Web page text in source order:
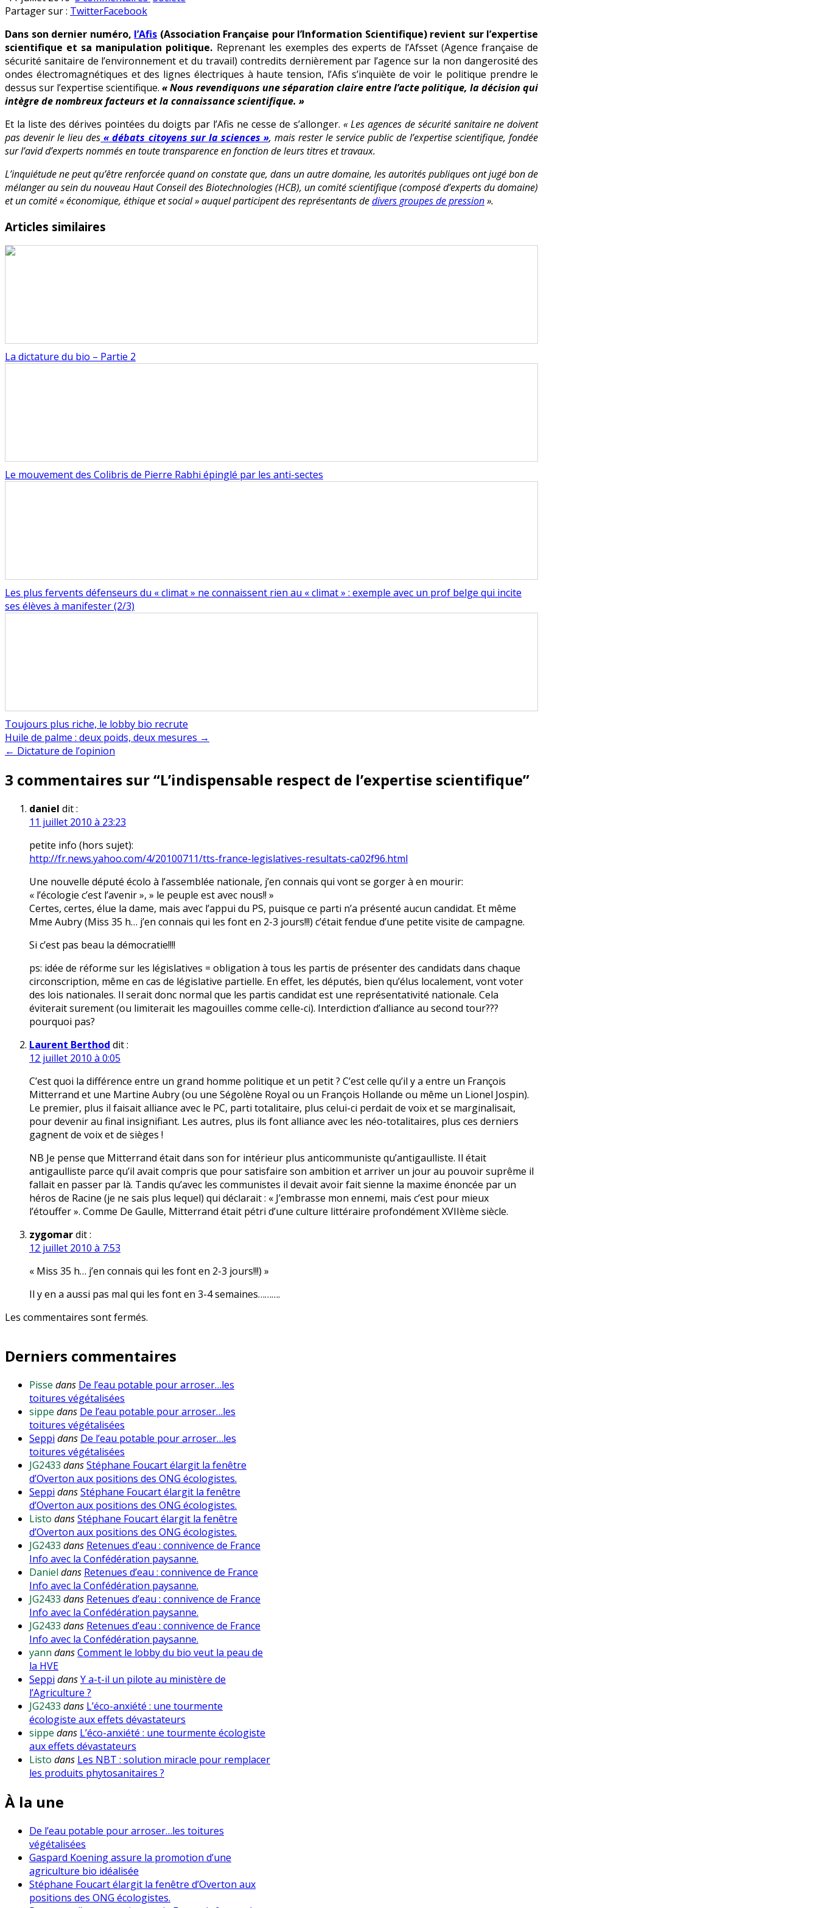
de
l’expertise
scientifique
Partager sur : TwitterFacebook
Dans son dernier numéro, l’Afis (Association Française pour l’Information Scientifique) revient sur l’expertise
scientifique et sa manipulation politique. Reprenant les exemples des experts de l’Afsset (Agence française de
sécurité sanitaire de l’environnement et du travail) contredits dernièrement par l’agence sur la non dangerosité des
ondes électromagnétiques et des lignes électriques à haute tension, l’Afis s’inquiète de voir le politique prendre le
dessus sur l’expertise scientifique.« Nous revendiquons une séparation claire entre l’acte politique, la décision qui
intègre de nombreux facteurs et la connaissance scientifique. »
Et la liste des dérives pointées du doigts par l’Afis ne cesse de s’allonger. « Les agences de sécurité sanitaire ne doivent
pas devenir le lieu des « débats citoyens sur la sciences », mais rester le service public de l’expertise scientifique, fondée
sur l’avid d’experts nommés en toute transparence en fonction de leurs titres et travaux.
L’inquiétude ne peut qu’être renforcée quand on constate que, dans un autre domaine, les autorités publiques ont jugé bon de
mélanger au sein du nouveau Haut Conseil des Biotechnologies (HCB), un comité scientifique (composé d’experts du domaine)
et un comité « économique, éthique et social » auquel participent des représentants dedivers groupes de pression».
Articles similaires
La dictature du bio – Partie 2
Le mouvement des Colibris de Pierre Rabhi épinglé par les anti-sectes
Les plus fervents défenseurs du « climat » ne connaissent rien au « climat » : exemple avec un prof belge qui incite
ses élèves à manifester (2/3)
Toujours plus riche, le lobby bio recrute
Navigation
de
l’article
Huile de palme : deux poids, deux mesures →
← Dictature de l’opinion
3 commentaires sur “L’indispensable respect de l’expertise scientifique”
daniel dit :
11 juillet 2010 à 23:23
petite info (hors sujet):
http://fr.news.yahoo.com/4/20100711/tts-france-legislatives-resultats-ca02f96.html
Une nouvelle député écolo à l’assemblée nationale, j’en connais qui vont se gorger à en mourir:
« l’écologie c’est l’avenir », » le peuple est avec nous!! »
Certes, certes, élue la dame, mais avec l’appui du PS, puisque ce parti n’a présenté aucun candidat. Et même
Mme Aubry (Miss 35 h… j’en connais qui les font en 2-3 jours!!!) c’était fendue d’une petite visite de campagne.
Si c’est pas beau la démocratie!!!!
ps: idée de réforme sur les législatives = obligation à tous les partis de présenter des candidats dans chaque
circonscription, même en cas de législative partielle. En effet, les députés, bien qu’élus localement, vont voter
des lois nationales. Il serait donc normal que les partis candidat est une représentativité nationale. Cela
éviterait surement (ou limiterait les magouilles comme celle-ci). Interdiction d’alliance au second tour???
pourquoi pas?
Laurent Berthod dit :
12 juillet 2010 à 0:05
C’est quoi la différence entre un grand homme politique et un petit ? C’est celle qu’il y a entre un François
Mitterrand et une Martine Aubry (ou une Ségolène Royal ou un François Hollande ou même un Lionel Jospin).
Le premier, plus il faisait alliance avec le PC, parti totalitaire, plus celui-ci perdait de voix et se marginalisait,
pour devenir au final insignifiant. Les autres, plus ils font alliance avec les néo-totalitaires, plus ces derniers
gagnent de voix et de sièges !
NB Je pense que Mitterrand était dans son for intérieur plus anticommuniste qu’antigaulliste. Il était
antigaulliste parce qu’il avait compris que pour satisfaire son ambition et arriver un jour au pouvoir suprême il
fallait en passer par là. Tandis qu’avec les communistes il devait avoir fait sienne la maxime énoncée par un
héros de Racine (je ne sais plus lequel) qui déclarait : « J’embrasse mon ennemi, mais c’est pour mieux
l’étouffer ». Comme De Gaulle, Mitterrand était pétri d’une culture littéraire profondément XVIIème siècle.
zygomardit :
12 juillet 2010 à 7:53
« Miss 35 h… j’en connais qui les font en 2-3 jours!!!) »
Il y en a aussi pas mal qui les font en 3-4 semaines……….
Les commentaires sont fermés.
Derniers commentaires
Pisse dans De l’eau potable pour arroser…les
toitures végétalisées
sippe dans De l’eau potable pour arroser…les
toitures végétalisées
Seppi dans De l’eau potable pour arroser…les
toitures végétalisées
JG2433 dansStéphane Foucart élargit la fenêtre
d’Overton aux positions des ONG écologistes.
Seppi dansStéphane Foucart élargit la fenêtre
d’Overton aux positions des ONG écologistes.
Listo dansStéphane Foucart élargit la fenêtre
d’Overton aux positions des ONG écologistes.
JG2433 dans Retenues d’eau : connivence de France
Info avec la Confédération paysanne.
Daniel dans Retenues d’eau : connivence de France
Info avec la Confédération paysanne.
JG2433 dans Retenues d’eau : connivence de France
Info avec la Confédération paysanne.
JG2433 dans Retenues d’eau : connivence de France
Info avec la Confédération paysanne.
yann dansComment le lobby du bio veut la peau de
la HVE
Seppi dansY a-t-il un pilote au ministère de
l’Agriculture ?
JG2433 dans L’éco-anxiété : une tourmente
écologiste aux effets dévastateurs
sippe dans L’éco-anxiété : une tourmente écologiste
aux effets dévastateurs
Listo dans Les NBT : solution miracle pour remplacer
les produits phytosanitaires ?
À la une
De l’eau potable pour arroser…les toitures
végétalisées
Gaspard Koening assure la promotion d’une
agriculture bio idéalisée
Stéphane Foucart élargit la fenêtre d’Overton aux
positions des ONG écologistes.